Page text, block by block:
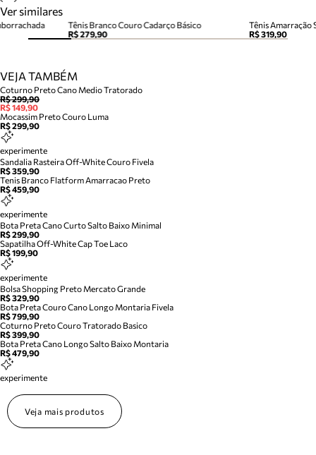
Ver similares
Tênis Branco Couro Cadarço Básico
R$ 279,90
Tênis Amarração
R$ 319,90
VEJA TAMBÉM
Coturno Preto Cano Medio Tratorado
R$ 299,90
R$ 149,90
Mocassim Preto Couro Luma
R$ 299,90
experimente
Sandalia Rasteira Off-White Couro Fivela
R$ 359,90
Tenis Branco Flatform Amarracao Preto
R$ 459,90
experimente
Bota Preta Cano Curto Salto Baixo Minimal
R$ 299,90
Sapatilha Off-White Cap Toe Laco
R$ 199,90
experimente
Bolsa Shopping Preto Mercato Grande
R$ 329,90
Bota Preta Couro Cano Longo Montaria Fivela
R$ 799,90
Coturno Preto Couro Tratorado Basico
R$ 399,90
Bota Preta Cano Longo Salto Baixo Montaria
R$ 479,90
experimente
Veja mais produtos